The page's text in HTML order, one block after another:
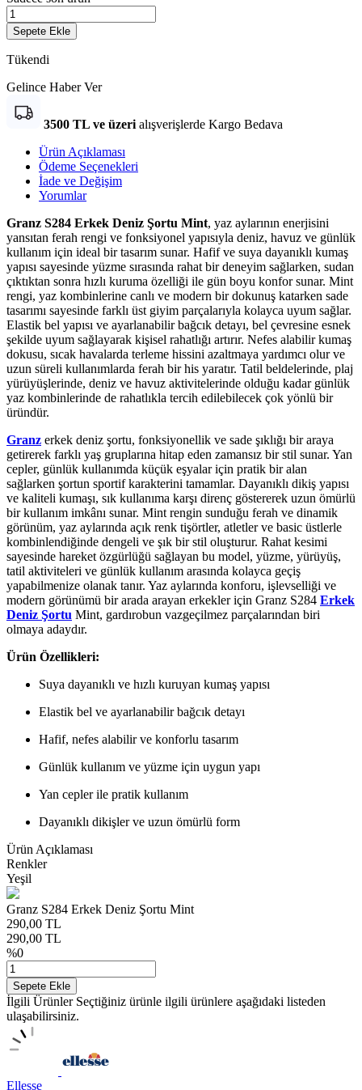
Sepete Ekle
Tükendi
Gelince Haber Ver
3500 TL ve üzeri alışverişlerde Kargo Bedava
Ürün Açıklaması
Ödeme Seçenekleri
İade ve Değişim
Yorumlar
Granz S284 Erkek Deniz Şortu Mint, yaz aylarının enerjisini
yansıtan ferah rengi ve fonksiyonel yapısıyla deniz, havuz ve günlük
kullanım için ideal bir tasarım sunar. Hafif ve suya dayanıklı kumaş
yapısı sayesinde yüzme sırasında rahat bir deneyim sağlarken, sudan
çıktıktan sonra hızlı kuruma özelliği ile gün boyu konfor sunar. Mint
rengi, yaz kombinlerine canlı ve modern bir dokunuş katarken sade
tasarımı sayesinde farklı üst giyim parçalarıyla kolayca uyum sağlar.
Elastik bel yapısı ve ayarlanabilir bağcık detayı, bel çevresine esnek
şekilde uyum sağlayarak kişisel rahatlığı artırır. Nefes alabilir kumaş
dokusu, sıcak havalarda terleme hissini azaltmaya yardımcı olur ve
uzun süreli kullanımlarda ferah bir his yaratır. Tatil beldelerinde, plaj
yürüyüşlerinde, deniz ve havuz aktivitelerinde olduğu kadar günlük
yaz kombinlerinde de rahatlıkla tercih edilebilecek çok yönlü bir
üründür.
Granz erkek deniz şortu, fonksiyonellik ve sade şıklığı bir araya
getirerek farklı yaş gruplarına hitap eden zamansız bir stil sunar. Yan
cepler, günlük kullanımda küçük eşyalar için pratik bir alan
sağlarken şortun sportif karakterini tamamlar. Dayanıklı dikiş yapısı
ve kaliteli kumaşı, sık kullanıma karşı direnç göstererek uzun ömürlü
bir kullanım imkânı sunar. Mint rengin sunduğu ferah ve dinamik
görünüm, yaz aylarında açık renk tişörtler, atletler ve basic üstlerle
kombinlendiğinde dengeli ve şık bir stil oluşturur. Rahat kesimi
sayesinde hareket özgürlüğü sağlayan bu model, yüzme, yürüyüş,
tatil aktiviteleri ve günlük kullanım arasında kolayca geçiş
yapabilmenize olanak tanır. Yaz aylarında konforu, işlevselliği ve
modern görünümü bir arada arayan erkekler için Granz S284 Erkek
Deniz Şortu Mint, gardırobun vazgeçilmez parçalarından biri
olmaya adaydır.
Ürün Özellikleri:
Suya dayanıklı ve hızlı kuruyan kumaş yapısı
Elastik bel ve ayarlanabilir bağcık detayı
Hafif, nefes alabilir ve konforlu tasarım
Günlük kullanım ve yüzme için uygun yapı
Yan cepler ile pratik kullanım
Dayanıklı dikişler ve uzun ömürlü form
Ürün Açıklaması
Renkler
Yeşil
Granz S284 Erkek Deniz Şortu Mint
290,00 TL
290,00 TL
%0
Sepete Ekle
İlgili Ürünler Seçtiğiniz ürünle ilgili ürünlere aşağıdaki listeden
ulaşabilirsiniz.
Ellesse